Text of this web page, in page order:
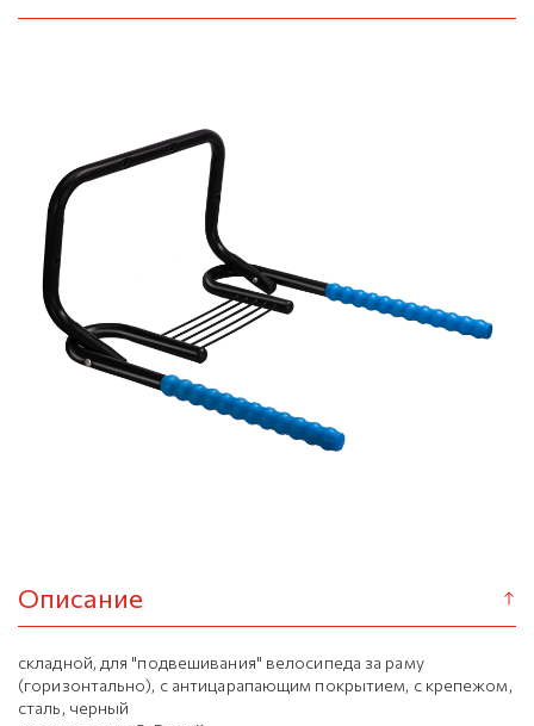
Описание
складной, для "подвешивания" велосипеда за раму
(горизонтально), с антицарапающим покрытием, с крепежом,
сталь, черный